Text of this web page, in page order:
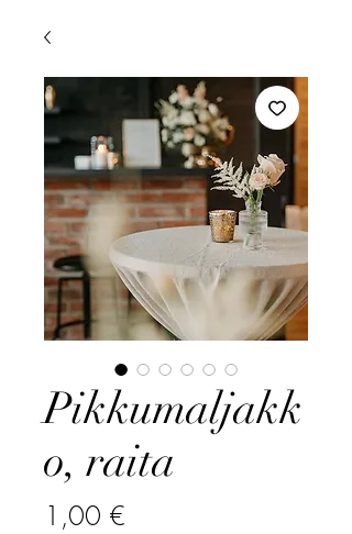
Pikkumaljakk
o, raita
1,00 €